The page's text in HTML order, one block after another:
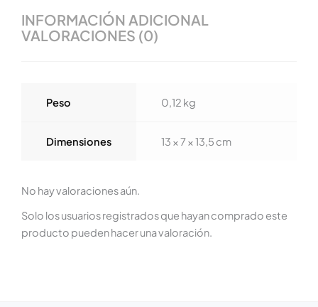
INFORMACIÓN ADICIONAL
VALORACIONES (0)
Peso 0,12 kg
Dimensiones 13 × 7 × 13,5 cm
No hay valoraciones aún.
Solo los usuarios registrados que hayan comprado este
producto pueden hacer una valoración.